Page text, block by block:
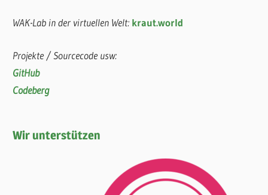
WAK-Lab in der virtuellen Welt: kraut.world
Projekte / Sourcecode usw:
GitHub
Codeberg
Wir unterstützen